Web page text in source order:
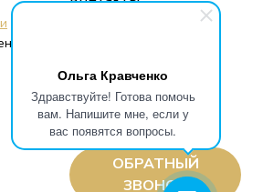
Ольга Кравченко
Здравствуйте! Готова помочь
вам. Напишите мне, если у
вас появятся вопросы.
Telegram
Whatsapp
Instagram
ОБРАТНЫЙ
ЗВОНОК